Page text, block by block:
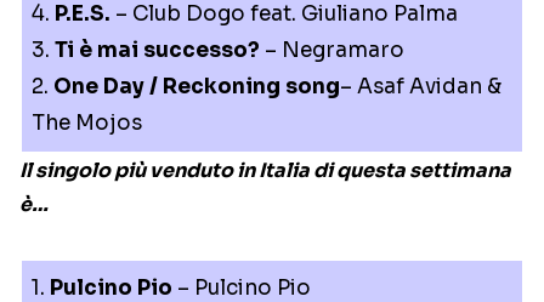
4. P.E.S. – Club Dogo feat. Giuliano Palma
3. Ti è mai successo? – Negramaro
2. One Day / Reckoning song– Asaf Avidan &
The Mojos
Il singolo più venduto in Italia di questa settimana
è…
1. Pulcino Pio – Pulcino Pio